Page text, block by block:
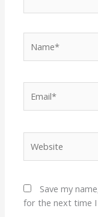
Save my
for the next time